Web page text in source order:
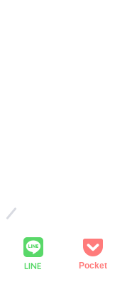
LINE Pocket